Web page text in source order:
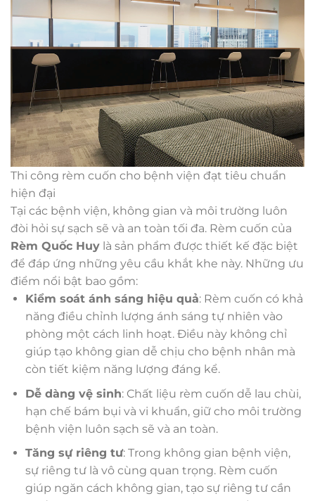
Thi công rèm cuốn cho bệnh viện đạt tiêu chuẩn
hiện đại
Tại các bệnh viện, không gian và môi trường luôn
đòi hỏi sự sạch sẽ và an toàn tối đa. Rèm cuốn của
Rèm Quốc Huy là sản phẩm được thiết kế đặc biệt
để đáp ứng những yêu cầu khắt khe này. Những ưu
điểm nổi bật bao gồm:
Kiểm soát ánh sáng hiệu quả: Rèm cuốn có khả
năng điều chỉnh lượng ánh sáng tự nhiên vào
phòng một cách linh hoạt. Điều này không chỉ
giúp tạo không gian dễ chịu cho bệnh nhân mà
còn tiết kiệm năng lượng đáng kể.
Dễ dàng vệ sinh: Chất liệu rèm cuốn dễ lau chùi,
hạn chế bám bụi và vi khuẩn, giữ cho môi trường
bệnh viện luôn sạch sẽ và an toàn.
Tăng sự riêng tư: Trong không gian bệnh viện,
sự riêng tư là vô cùng quan trọng. Rèm cuốn
giúp ngăn cách không gian, tạo sự riêng tư cần